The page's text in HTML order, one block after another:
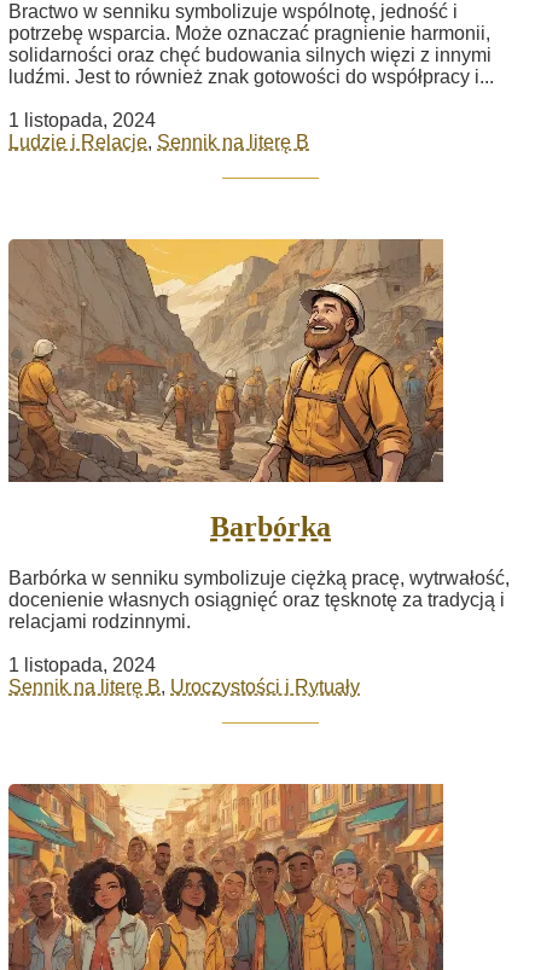
Bractwo w senniku symbolizuje wspólnotę, jedność i
potrzebę wsparcia. Może oznaczać pragnienie harmonii,
solidarności oraz chęć budowania silnych więzi z innymi
ludźmi. Jest to również znak gotowości do współpracy i...
1 listopada, 2024
Ludzie i Relacje, Sennik na literę B
Barbórka
Barbórka w senniku symbolizuje ciężką pracę, wytrwałość,
docenienie własnych osiągnięć oraz tęsknotę za tradycją i
relacjami rodzinnymi.
1 listopada, 2024
Sennik na literę B, Uroczystości i Rytuały